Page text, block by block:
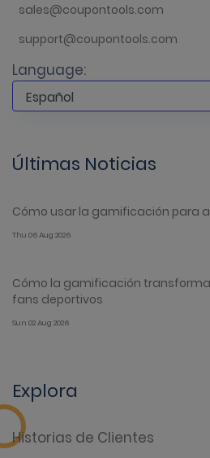
sales@coupontools.com
support@coupontools.com
Language:
Últimas Noticias
Cómo usar la gamificación para
Thu 06 Aug 2026
Cómo la gamificación
fans deportivos
Sun 02 Aug 2026
Explora
Historias de Clientes